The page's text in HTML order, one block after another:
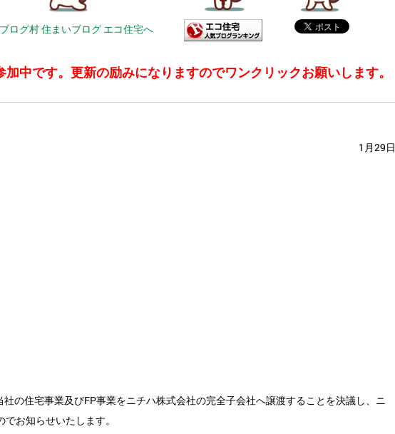
加中です。更新の励みになりますのでワンクリックお願いします。
1月29日
の住宅事業及びFP事業をニチハ株式会社の完全子会社へ譲渡することを決議し、ニ
お知らせいたします。